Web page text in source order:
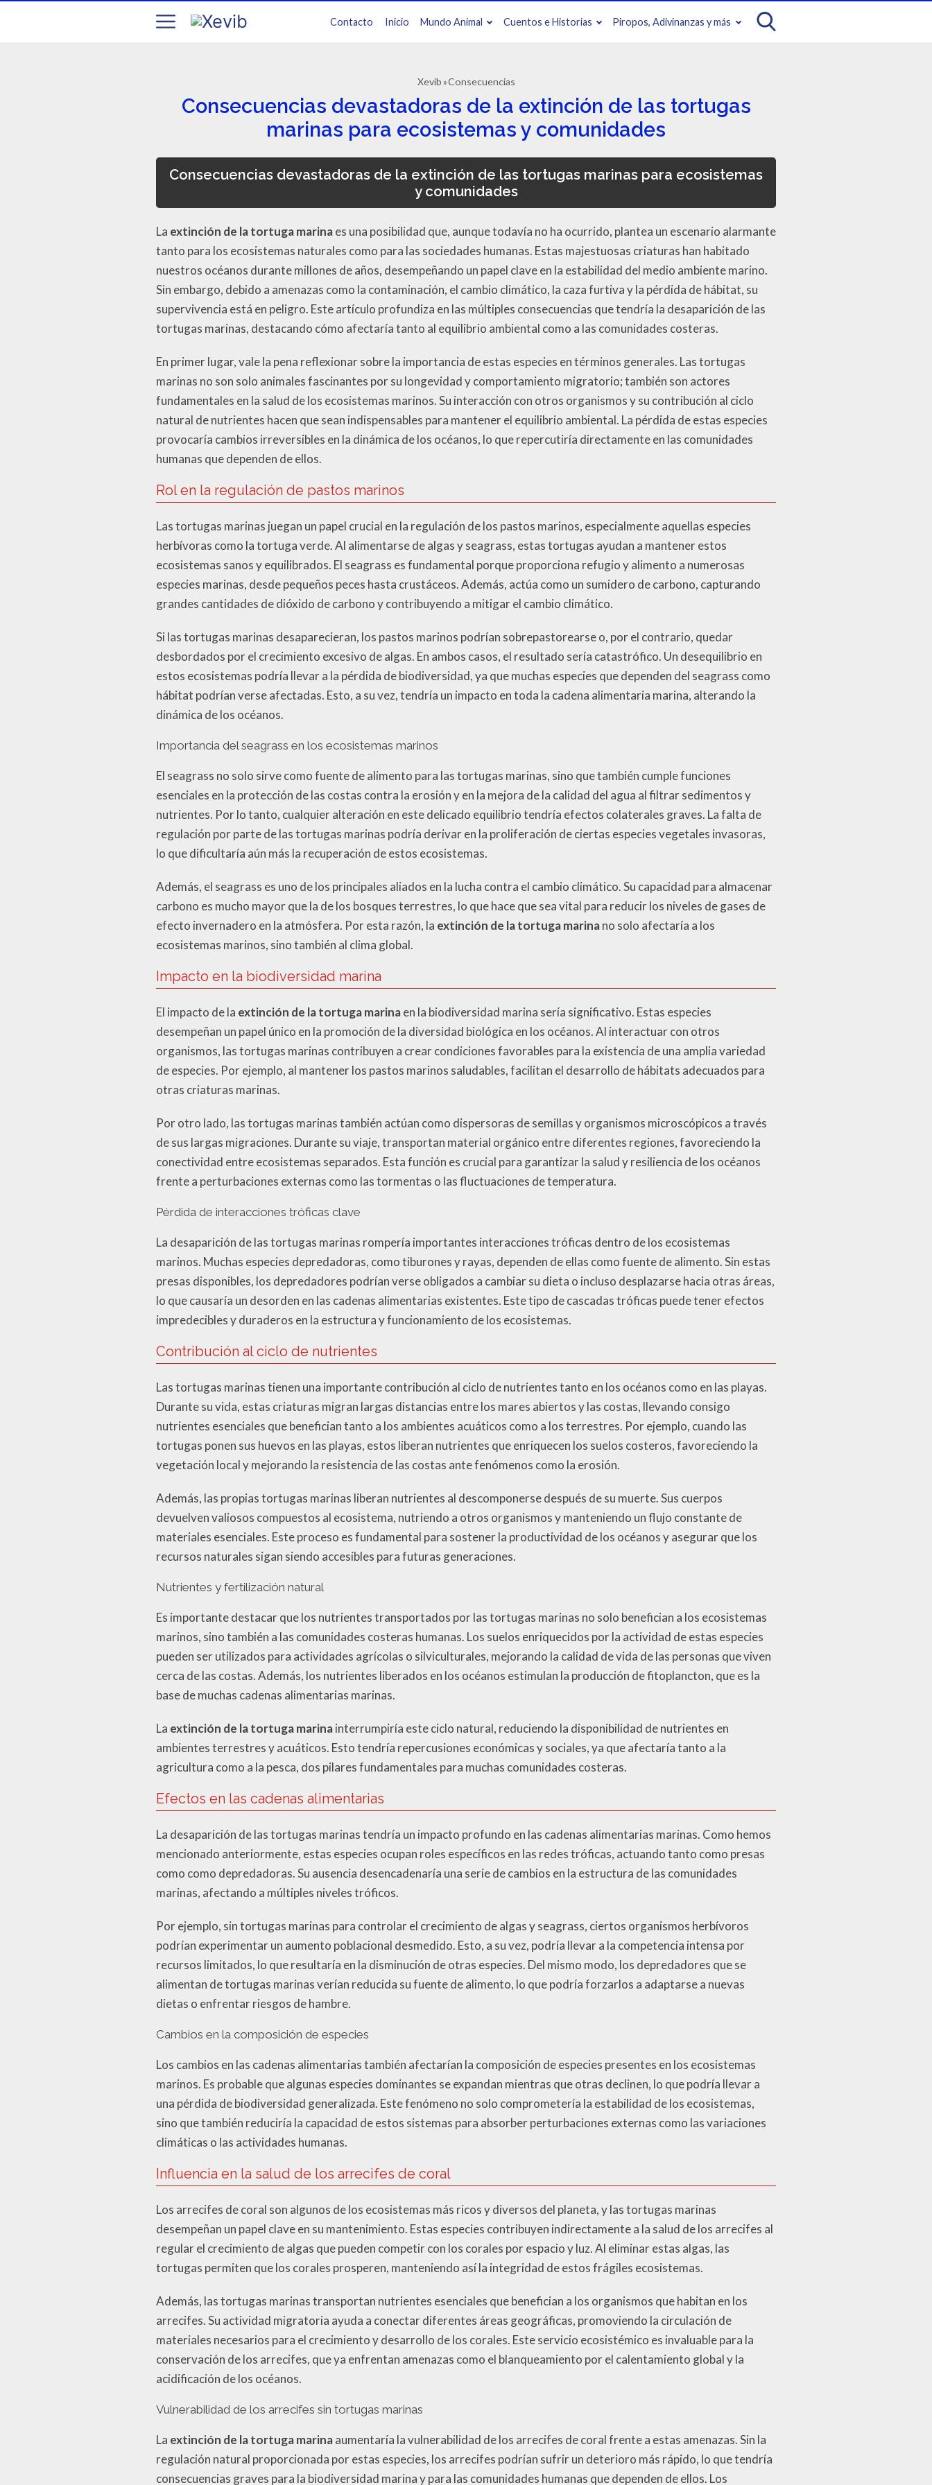
Contacto Inicio Mundo Animal Cuentos e Historias Piropos, Adivinanzas y más
Xevib Consecuencias
Consecuencias devastadoras de la extinción de las tortugas
marinas para ecosistemas y comunidades
Consecuencias devastadoras de la extinción de las tortugas marinas para ecosistemas
y comunidades
La extinción de la tortuga marinaes una posibilidad que, aunque todavía no ha ocurrido, plantea un escenario alarmante
tanto para los ecosistemas naturales como para las sociedades humanas. Estas majestuosas criaturas han habitado
nuestros océanos durante millones de años, desempeñando un papel clave en la estabilidad del medio ambiente marino.
Sin embargo, debido a amenazas como la contaminación, el cambio climático, la caza furtiva y la pérdida de hábitat, su
supervivencia está en peligro. Este artículo profundiza en las múltiples consecuencias que tendría la desaparición de las
tortugas marinas, destacando cómo afectaría tanto al equilibrio ambiental como a las comunidades costeras.
En primer lugar, vale la pena reflexionar sobre la importancia de estas especies en términos generales. Las tortugas
marinas no son solo animales fascinantes por su longevidad y comportamiento migratorio; también son actores
fundamentales en la salud de los ecosistemas marinos. Su interacción con otros organismos y su contribución al ciclo
natural de nutrientes hacen que sean indispensables para mantener el equilibrio ambiental. La pérdida de estas especies
provocaría cambios irreversibles en la dinámica de los océanos, lo que repercutiría directamente en las comunidades
humanas que dependen de ellos.
Rol en la regulación de pastos marinos
Las tortugas marinas juegan un papel crucial en la regulación de los pastos marinos, especialmente aquellas especies
herbívoras como la tortuga verde. Al alimentarse de algas y seagrass, estas tortugas ayudan a mantener estos
ecosistemas sanos y equilibrados. El seagrass es fundamental porque proporciona refugio y alimento a numerosas
especies marinas, desde pequeños peces hasta crustáceos. Además, actúa como un sumidero de carbono, capturando
grandes cantidades de dióxido de carbono y contribuyendo a mitigar el cambio climático.
Si las tortugas marinas desaparecieran, los pastos marinos podrían sobrepastorearse o, por el contrario, quedar
desbordados por el crecimiento excesivo de algas. En ambos casos, el resultado sería catastrófico. Un desequilibrio en
estos ecosistemas podría llevar a la pérdida de biodiversidad, ya que muchas especies que dependen del seagrass como
hábitat podrían verse afectadas. Esto, a su vez, tendría un impacto en toda la cadena alimentaria marina, alterando la
dinámica de los océanos.
Importancia del seagrass en los ecosistemas marinos
El seagrass no solo sirve como fuente de alimento para las tortugas marinas, sino que también cumple funciones
esenciales en la protección de las costas contra la erosión y en la mejora de la calidad del agua al filtrar sedimentos y
nutrientes. Por lo tanto, cualquier alteración en este delicado equilibrio tendría efectos colaterales graves. La falta de
regulación por parte de las tortugas marinas podría derivar en la proliferación de ciertas especies vegetales invasoras,
lo que dificultaría aún más la recuperación de estos ecosistemas.
Además, el seagrass es uno de los principales aliados en la lucha contra el cambio climático. Su capacidad para almacenar
carbono es mucho mayor que la de los bosques terrestres, lo que hace que sea vital para reducir los niveles de gases de
efecto invernadero en la atmósfera. Por esta razón, la extinción de la tortuga marinano solo afectaría a los
ecosistemas marinos, sino también al clima global.
Impacto en la biodiversidad marina
El impacto de la extinción de la tortuga marinaen la biodiversidad marina sería significativo. Estas especies
desempeñan un papel único en la promoción de la diversidad biológica en los océanos. Al interactuar con otros
organismos, las tortugas marinas contribuyen a crear condiciones favorables para la existencia de una amplia variedad
de especies. Por ejemplo, al mantener los pastos marinos saludables, facilitan el desarrollo de hábitats adecuados para
otras criaturas marinas.
Por otro lado, las tortugas marinas también actúan como dispersoras de semillas y organismos microscópicos a través
de sus largas migraciones. Durante su viaje, transportan material orgánico entre diferentes regiones, favoreciendo la
conectividad entre ecosistemas separados. Esta función es crucial para garantizar la salud y resiliencia de los océanos
frente a perturbaciones externas como las tormentas o las fluctuaciones de temperatura.
Pérdida de interacciones tróficas clave
La desaparición de las tortugas marinas rompería importantes interacciones tróficas dentro de los ecosistemas
marinos. Muchas especies depredadoras, como tiburones y rayas, dependen de ellas como fuente de alimento. Sin estas
presas disponibles, los depredadores podrían verse obligados a cambiar su dieta o incluso desplazarse hacia otras áreas,
lo que causaría un desorden en las cadenas alimentarias existentes. Este tipo de cascadas tróficas puede tener efectos
impredecibles y duraderos en la estructura y funcionamiento de los ecosistemas.
Contribución al ciclo de nutrientes
Las tortugas marinas tienen una importante contribución al ciclo de nutrientes tanto en los océanos como en las playas.
Durante su vida, estas criaturas migran largas distancias entre los mares abiertos y las costas, llevando consigo
nutrientes esenciales que benefician tanto a los ambientes acuáticos como a los terrestres. Por ejemplo, cuando las
tortugas ponen sus huevos en las playas, estos liberan nutrientes que enriquecen los suelos costeros, favoreciendo la
vegetación local y mejorando la resistencia de las costas ante fenómenos como la erosión.
Además, las propias tortugas marinas liberan nutrientes al descomponerse después de su muerte. Sus cuerpos
devuelven valiosos compuestos al ecosistema, nutriendo a otros organismos y manteniendo un flujo constante de
materiales esenciales. Este proceso es fundamental para sostener la productividad de los océanos y asegurar que los
recursos naturales sigan siendo accesibles para futuras generaciones.
Nutrientes y fertilización natural
Es importante destacar que los nutrientes transportados por las tortugas marinas no solo benefician a los ecosistemas
marinos, sino también a las comunidades costeras humanas. Los suelos enriquecidos por la actividad de estas especies
pueden ser utilizados para actividades agrícolas o silviculturales, mejorando la calidad de vida de las personas que viven
cerca de las costas. Además, los nutrientes liberados en los océanos estimulan la producción de fitoplancton, que es la
base de muchas cadenas alimentarias marinas.
La extinción de la tortuga marinainterrumpiría este ciclo natural, reduciendo la disponibilidad de nutrientes en
ambientes terrestres y acuáticos. Esto tendría repercusiones económicas y sociales, ya que afectaría tanto a la
agricultura como a la pesca, dos pilares fundamentales para muchas comunidades costeras.
Efectos en las cadenas alimentarias
La desaparición de las tortugas marinas tendría un impacto profundo en las cadenas alimentarias marinas. Como hemos
mencionado anteriormente, estas especies ocupan roles específicos en las redes tróficas, actuando tanto como presas
como como depredadoras. Su ausencia desencadenaría una serie de cambios en la estructura de las comunidades
marinas, afectando a múltiples niveles tróficos.
Por ejemplo, sin tortugas marinas para controlar el crecimiento de algas y seagrass, ciertos organismos herbívoros
podrían experimentar un aumento poblacional desmedido. Esto, a su vez, podría llevar a la competencia intensa por
recursos limitados, lo que resultaría en la disminución de otras especies. Del mismo modo, los depredadores que se
alimentan de tortugas marinas verían reducida su fuente de alimento, lo que podría forzarlos a adaptarse a nuevas
dietas o enfrentar riesgos de hambre.
Cambios en la composición de especies
Los cambios en las cadenas alimentarias también afectarían la composición de especies presentes en los ecosistemas
marinos. Es probable que algunas especies dominantes se expandan mientras que otras declinen, lo que podría llevar a
una pérdida de biodiversidad generalizada. Este fenómeno no solo comprometería la estabilidad de los ecosistemas,
sino que también reduciría la capacidad de estos sistemas para absorber perturbaciones externas como las variaciones
climáticas o las actividades humanas.
Influencia en la salud de los arrecifes de coral
Los arrecifes de coral son algunos de los ecosistemas más ricos y diversos del planeta, y las tortugas marinas
desempeñan un papel clave en su mantenimiento. Estas especies contribuyen indirectamente a la salud de los arrecifes al
regular el crecimiento de algas que pueden competir con los corales por espacio y luz. Al eliminar estas algas, las
tortugas permiten que los corales prosperen, manteniendo así la integridad de estos frágiles ecosistemas.
Además, las tortugas marinas transportan nutrientes esenciales que benefician a los organismos que habitan en los
arrecifes. Su actividad migratoria ayuda a conectar diferentes áreas geográficas, promoviendo la circulación de
materiales necesarios para el crecimiento y desarrollo de los corales. Este servicio ecosistémico es invaluable para la
conservación de los arrecifes, que ya enfrentan amenazas como el blanqueamiento por el calentamiento global y la
acidificación de los océanos.
Vulnerabilidad de los arrecifes sin tortugas marinas
La extinción de la tortuga marinaaumentaría la vulnerabilidad de los arrecifes de coral frente a estas amenazas. Sin la
regulación natural proporcionada por estas especies, los arrecifes podrían sufrir un deterioro más rápido, lo que tendría
consecuencias graves para la biodiversidad marina y para las comunidades humanas que dependen de ellos. Los